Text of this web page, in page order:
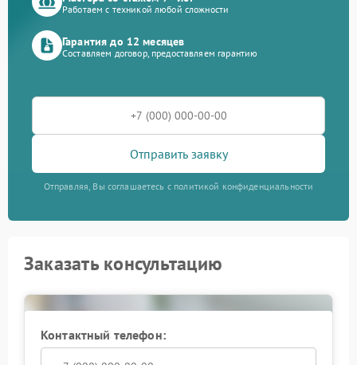
Работаем с техникой любой сложности
Гарантия до 12 месяцев
Составляем договор, предоставляем гарантию
Отправить заявку
Отправляя, Вы соглашаетесь с политикой конфиденциальности
Заказать консультацию
Контактный телефон: